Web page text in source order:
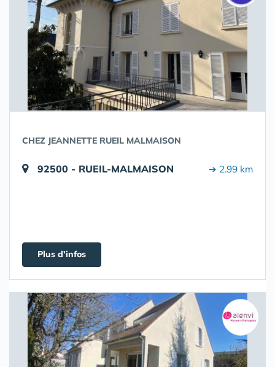
CHEZ JEANNETTE RUEIL MALMAISON
92500 - RUEIL-MALMAISON ➔ 2.99 km
Plus d'infos